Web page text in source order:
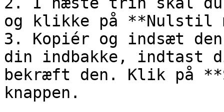
og klikke på **Nulstil
3. Kopiér og indsæt
din indbakke, indtast
bekræft den. Klik på
knappen.